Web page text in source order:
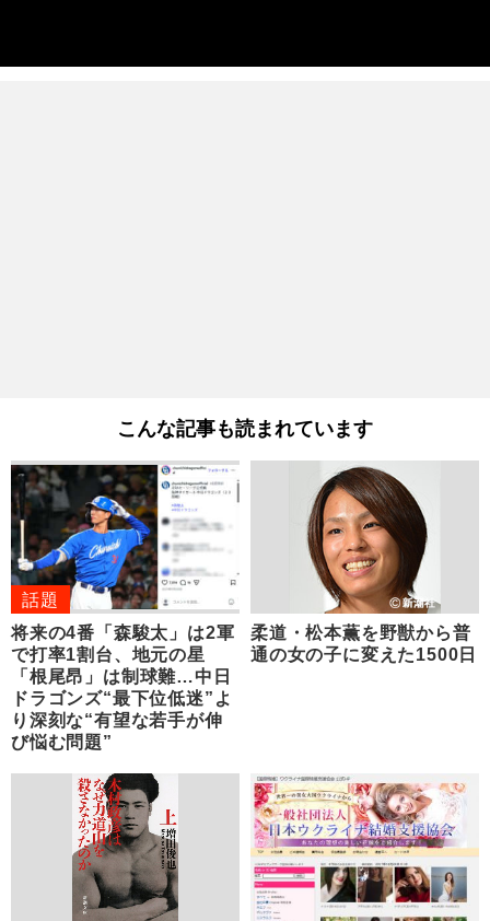
こんな記事も読まれています
話題
将来の4番「森駿太」は2軍
で打率1割台、地元の星
「根尾昂」は制球難…中日
ドラゴンズ“最下位低迷”よ
り深刻な“有望な若手が伸
び悩む問題”
柔道・松本薫を野獣から普
通の女の子に変えた1500日